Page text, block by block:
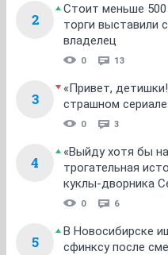
2
Стоит меньше
торги выставили
владелец
0 13
3
«Привет,
страшном
0 3
4
«Выйду хотя бы
трогательная
куклы-дворника
0 6
5
В Новосибирске
сфинксу после